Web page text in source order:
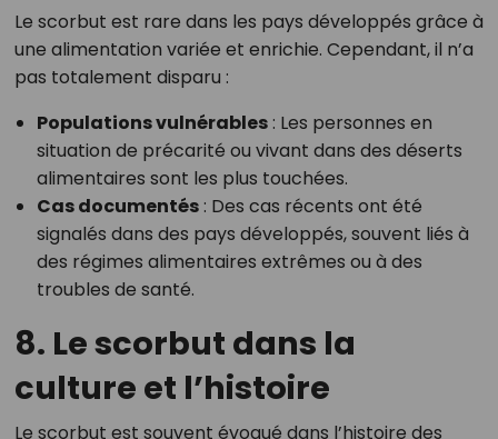
Le scorbut est rare dans les pays développés grâce à
une alimentation variée et enrichie. Cependant, il n’a
pas totalement disparu :
Populations vulnérables: Les personnes en
situation de précarité ou vivant dans des déserts
alimentaires sont les plus touchées.
Cas documentés: Des cas récents ont été
signalés dans des pays développés, souvent liés à
des régimes alimentaires extrêmes ou à des
troubles de santé.
8. Le scorbut dans la
culture et l’histoire
Le scorbut est souvent évoqué dans l’histoire des